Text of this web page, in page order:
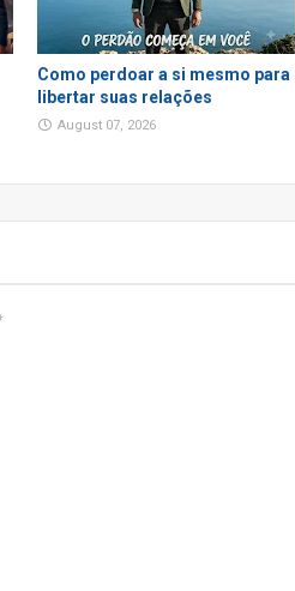
Como perdoar a si mesmo para
libertar suas relações
August 07, 2026